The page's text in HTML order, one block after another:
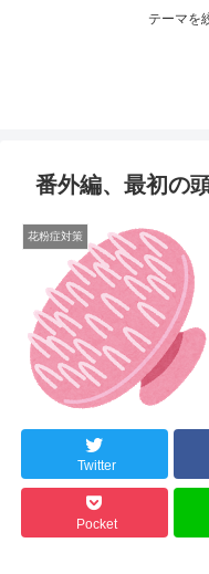
テーマを
番外編、最初の
花粉症対策
Twitter
Pocket